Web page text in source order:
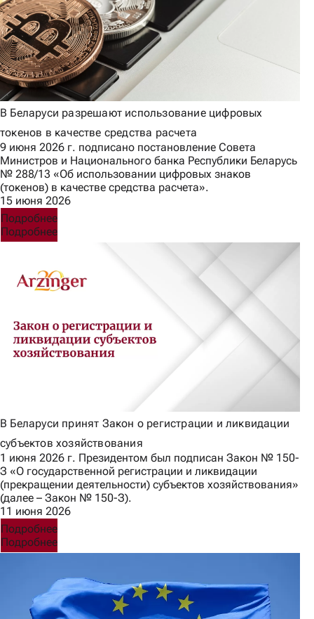
В Беларуси разрешают использование цифровых
токенов в качестве средства расчета
9 июня 2026 г. подписано постановление Совета
Министров и Национального банка Республики Беларусь
№ 288/13 «Об использовании цифровых знаков
(токенов) в качестве средства расчета».
15 июня 2026
Подробнее
Подробнее
В Беларуси принят Закон о регистрации и ликвидации
субъектов хозяйствования
1 июня 2026 г. Президентом был подписан Закон № 150-
З «О государственной регистрации и ликвидации
(прекращении деятельности) субъектов хозяйствования»
(далее – Закон № 150-З).
11 июня 2026
Подробнее
Подробнее